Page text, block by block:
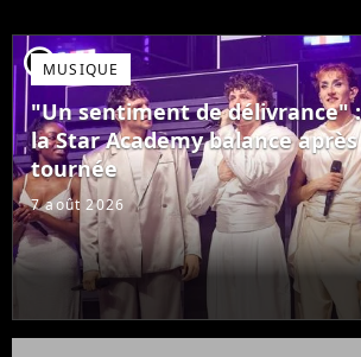
player2MUSIQUE
"Un sentiment de délivrance"
la Star Academy balance
tournée
7 août 2026